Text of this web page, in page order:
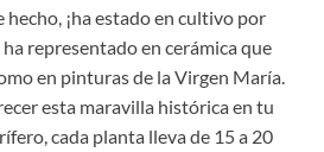
¡ha estado en cultivo por
ha representado en cerámica que
en pinturas de la Virgen María.
esta maravilla histórica en tu
cada planta lleva de 15 a 20